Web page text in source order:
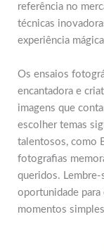
referência no
técnicas
experiência
Os ensaios
encantadora e
imagens que
escolher temas
talentosos, como
fotografias
queridos. Lembre-
oportunidade para
momentos